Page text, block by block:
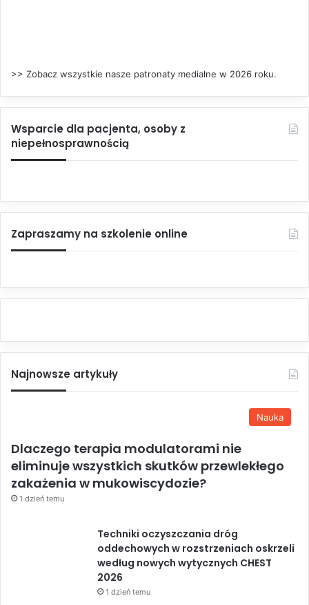
>> Zobacz wszystkie nasze patronaty medialne w 2026 roku.
Wsparcie dla pacjenta, osoby z
niepełnosprawnością
Zapraszamy na szkolenie online
Najnowsze artykuły
Nauka
Dlaczego terapia modulatorami nie
eliminuje wszystkich skutków przewlekłego
zakażenia w mukowiscydozie?
1 dzień temu
Techniki oczyszczania dróg
oddechowych w rozstrzeniach oskrzeli
według nowych wytycznych CHEST
2026
1 dzień temu